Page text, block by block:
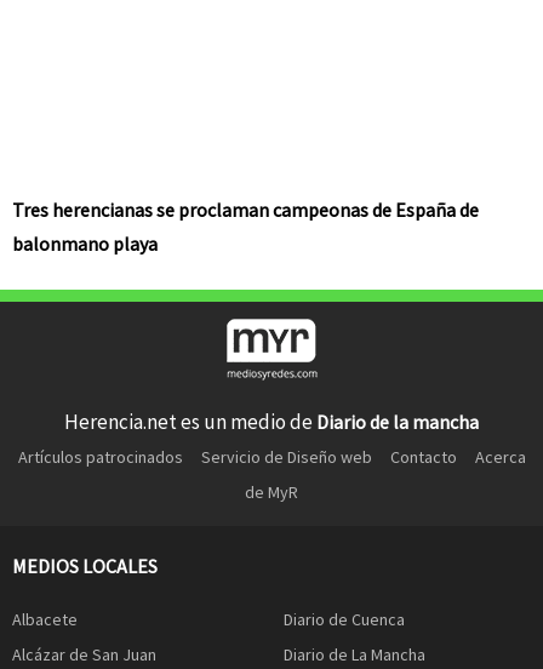
Tres herencianas se proclaman campeonas de España de
balonmano playa
Herencia.net es un medio de Diario de la mancha
Artículos patrocinados Servicio de Diseño web Contacto
Acerca
de MyR
MEDIOS LOCALES
Albacete
Alcázar de San Juan
Diario de Cuenca
Diario de La Mancha